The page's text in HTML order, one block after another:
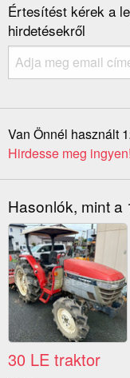
Értesítést kérek a
hirdetésekről
Van Önnél használt
Hirdesse meg ingyen!
Hasonlók, mint a
30 LE traktor